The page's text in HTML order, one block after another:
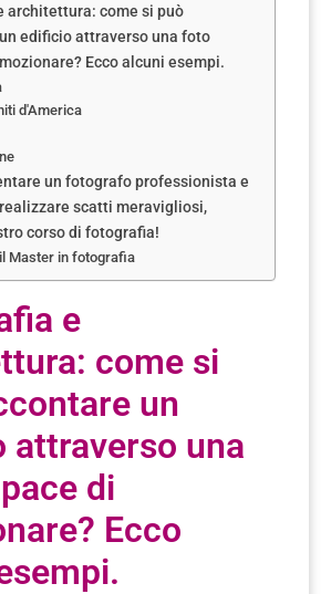
architettura: come si può
edificio attraverso una foto
Ecco alcuni esempi.
d'America
un fotografo professionista e
scatti meravigliosi,
corso di fotografia!
Master in fotografia
e
come si
un
attraverso una
di
Ecco